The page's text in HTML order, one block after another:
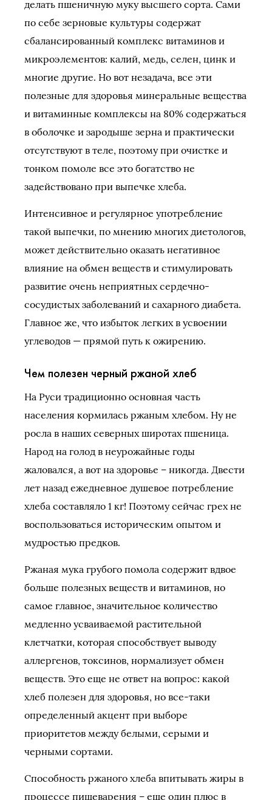
делать пшеничную муку высшего сорта. Сами
по себе зерновые культуры содержат
сбалансированный комплекс витаминов и
микроэлементов: калий, медь, селен, цинк и
многие другие. Но вот незадача, все эти
полезные для здоровья минеральные вещества
и витаминные комплексы на 80% содержаться
в оболочке и зародыше зерна и практически
отсутствуют в теле, поэтому при очистке и
тонком помоле все это богатство не
задействовано при выпечке хлеба.
Интенсивное и регулярное употребление
такой выпечки, по мнению многих диетологов,
может действительно оказать негативное
влияние на обмен веществ и стимулировать
развитие очень неприятных сердечно-
сосудистых заболеваний и сахарного диабета.
Главное же, что избыток легких в усвоении
углеводов — прямой путь к ожирению.
Чем полезен черный ржаной хлеб
На Руси традиционно основная часть
населения кормилась ржаным хлебом. Ну не
росла в наших северных широтах пшеница.
Народ на голод в неурожайные годы
жаловался, а вот на здоровье – никогда. Двести
лет назад ежедневное душевое потребление
хлеба составляло 1 кг! Поэтому сейчас грех не
воспользоваться историческим опытом и
мудростью предков.
Ржаная мука грубого помола содержит вдвое
больше полезных веществ и витаминов, но
самое главное, значительное количество
медленно усваиваемой растительной
клетчатки, которая способствует выводу
аллергенов, токсинов, нормализует обмен
веществ. Это еще не ответ на вопрос: какой
хлеб полезен для здоровья, но все-таки
определенный акцент при выборе
приоритетов между белыми, серыми и
черными сортами.
Способность ржаного хлеба впитывать жиры в
процессе пищеварения – еще один плюс в